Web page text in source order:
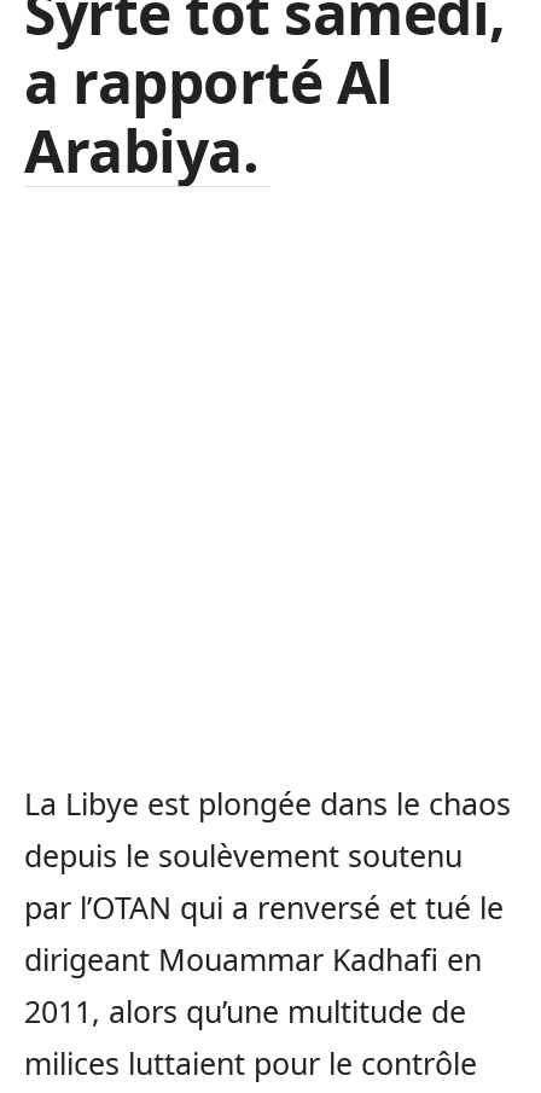
a rapporté Al
Arabiya.
La Libye est plongée dans le chaos
depuis le soulèvement soutenu
par l’OTAN qui a renversé et tué le
dirigeant Mouammar Kadhafi en
2011, alors qu’une multitude de
milices luttaient pour le contrôle